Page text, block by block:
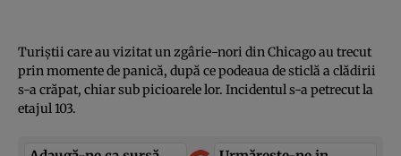
Turiştii care au vizitat un zgârie-nori din Chicago au trecut
prin momente de panică, după ce podeaua de sticlă a clădirii
s-a crăpat, chiar sub picioarele lor. Incidentul s-a petrecut la
etajul 103.